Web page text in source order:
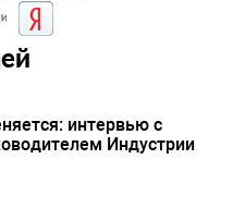
интервью с
Индустрии